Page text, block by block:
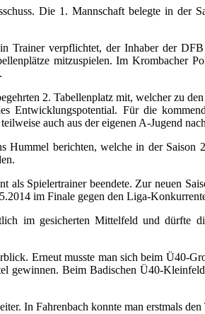
Die 1. Mannschaft belegte in der
verpflichtet, der Inhaber der
mitzuspielen. Im Krombacher
2. Tabellenplatz mit, welcher zu
Entwicklungspotential. Für die
auch aus der eigenen A-Jugend
berichten, welche in der
als Spielertrainer beendete. Zur neuen
im Finale gegen den Liga-
im gesicherten Mittelfeld und dürfte
Erneut musste man sich beim Ü40-
Beim Badischen Ü40-
In Fahrenbach konnte man erstmals den